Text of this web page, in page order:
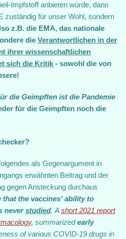
Impfstoff anbieten würde, dann
zuständig für unser Wohl, sondern
z.B. die EMA, das nationale
die Verantwortlichen in der
ihrer wissenschaftlichen
sich die Kritik - sowohl die von
die Geimpften ist die Pandemie
für die Geimpften noch die
als Gegenargument in
erwähnten Beitrag und der
gegen Ansteckung durchaus
that the vaccines' ability to
neverstudied. A short 2021 report
, summarizedearly
of various COVID-19 drugs in